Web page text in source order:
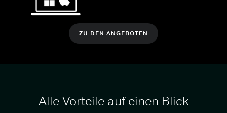
ZU DEN ANGEBOTEN
Alle Vorteile auf einen Blick